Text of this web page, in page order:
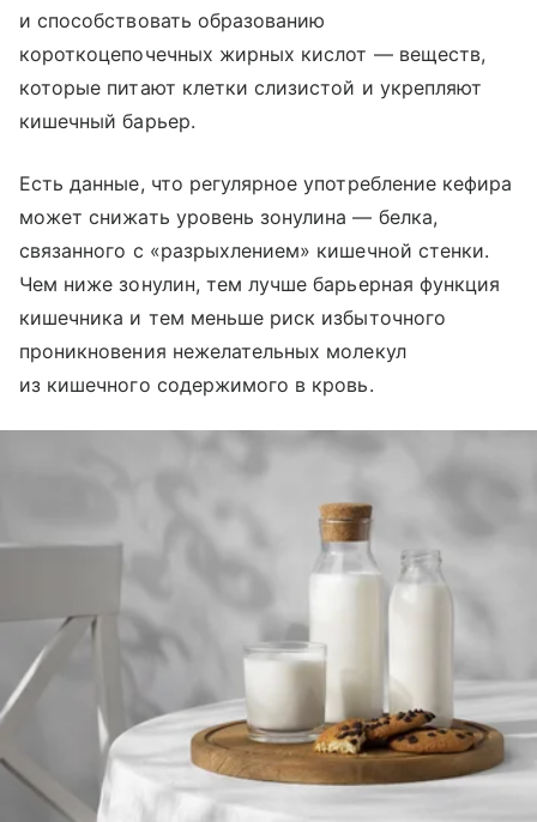
и способствовать образованию
короткоцепочечных жирных кислот — веществ,
которые питают клетки слизистой и укрепляют
кишечный барьер.
Есть данные, что регулярное употребление кефира
может снижать уровень зонулина — белка,
связанного с «разрыхлением» кишечной стенки.
Чем ниже зонулин, тем лучше барьерная функция
кишечника и тем меньше риск избыточного
проникновения нежелательных молекул
из кишечного содержимого в кровь.